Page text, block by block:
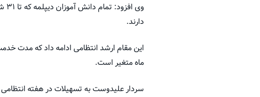
دارند.
ماه متغیر است.
سردار علیدوست به تسهیلات در هفته